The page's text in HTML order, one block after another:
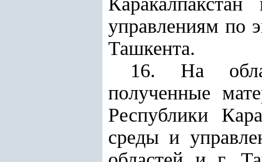
управлениям по
Ташкента.
16. На
полученные
Республики
среды и